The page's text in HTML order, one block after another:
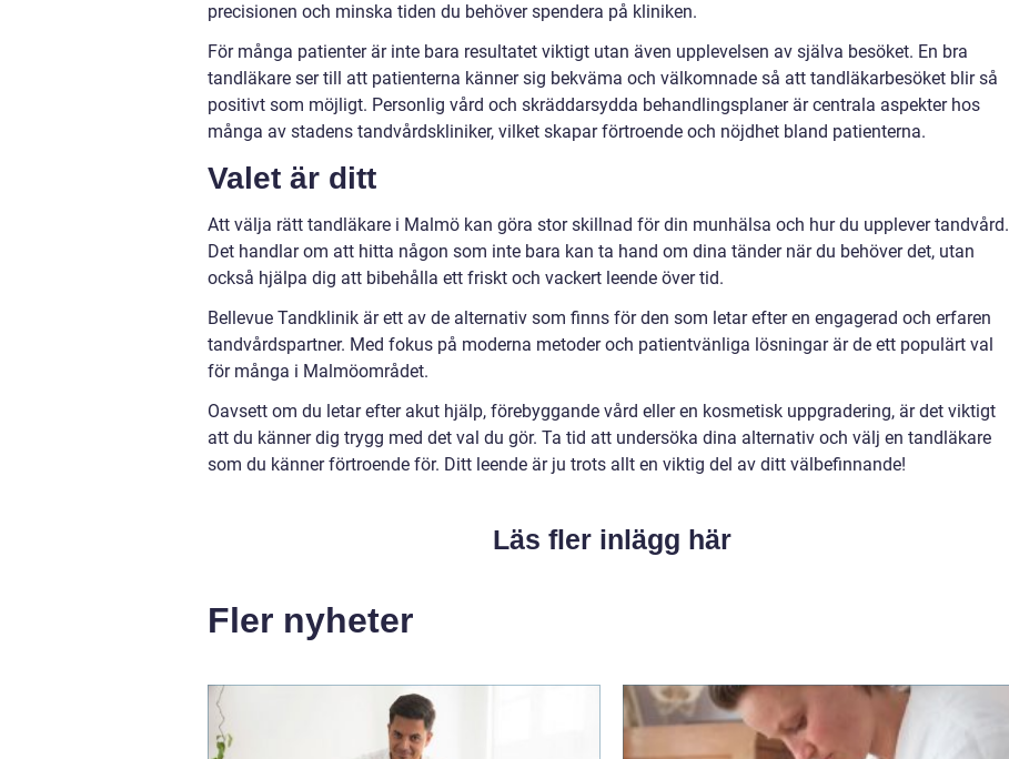
precisionen och minska tiden du behöver spendera på kliniken.
För många patienter är inte bara resultatet viktigt utan även upplevelsen av själva besöket. En bra
tandläkare ser till att patienterna känner sig bekväma och välkomnade så att tandläkarbesöket blir så
positivt som möjligt. Personlig vård och skräddarsydda behandlingsplaner är centrala aspekter hos
många av stadens tandvårdskliniker, vilket skapar förtroende och nöjdhet bland patienterna.
Valet är ditt
Att välja rätt tandläkare i Malmö kan göra stor skillnad för din munhälsa och hur du upplever tandvård.
Det handlar om att hitta någon som inte bara kan ta hand om dina tänder när du behöver det, utan
också hjälpa dig att bibehålla ett friskt och vackert leende över tid.
Bellevue Tandklinik är ett av de alternativ som finns för den som letar efter en engagerad och erfaren
tandvårdspartner. Med fokus på moderna metoder och patientvänliga lösningar är de ett populärt val
för många i Malmöområdet.
Oavsett om du letar efter akut hjälp, förebyggande vård eller en kosmetisk uppgradering, är det viktigt
att du känner dig trygg med det val du gör. Ta tid att undersöka dina alternativ och välj en tandläkare
som du känner förtroende för. Ditt leende är ju trots allt en viktig del av ditt välbefinnande!
Läs fler inlägg här
Fler nyheter